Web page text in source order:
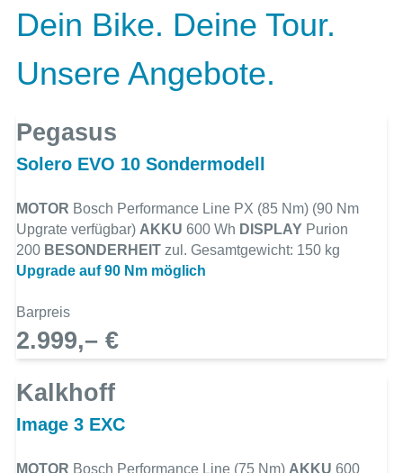
Dein Bike. Deine Tour.
Unsere Angebote.
Pegasus
Solero EVO 10 Sondermodell
MOTOR Bosch Performance Line PX (85 Nm) (90 Nm
Upgrate verfügbar) AKKU 600 Wh DISPLAY Purion
200 BESONDERHEIT zul. Gesamtgewicht: 150 kg
Upgrade auf 90 Nm möglich
Barpreis
2.999,– €
Kalkhoff
Image 3 EXC
MOTOR Bosch Performance Line (75 Nm) AKKU 600